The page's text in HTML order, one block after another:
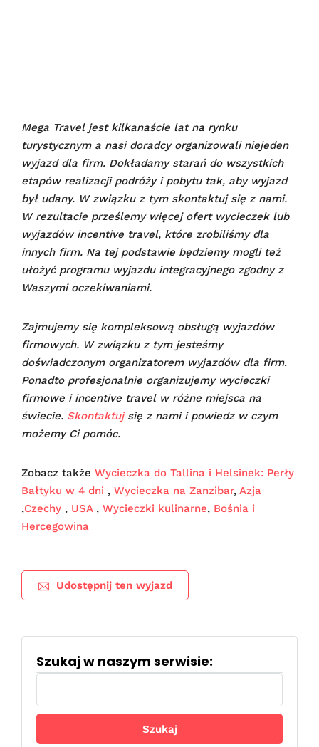
Mega Travel jest kilkanaście lat na rynku
turystycznym a nasi doradcy organizowali niejeden
wyjazd dla firm. Dokładamy starań do wszystkich
etapów realizacji podróży i pobytu tak, aby wyjazd
był udany. W związku z tym skontaktuj się z nami.
W rezultacie prześlemy więcej ofert wycieczek lub
wyjazdów incentive travel, które zrobiliśmy dla
innych firm. Na tej podstawie będziemy mogli też
ułożyć programu wyjazdu integracyjnego zgodny z
Waszymi oczekiwaniami.
Zajmujemy się kompleksową obsługą wyjazdów
firmowych. W związku z tym jesteśmy
doświadczonym organizatorem wyjazdów dla firm.
Ponadto profesjonalnie organizujemy wycieczki
firmowe i incentive travel w różne miejsca na
świecie. Skontaktujsię z nami i powiedz w czym
możemy Ci pomóc.
Zobacz także Wycieczka do Tallina i Helsinek: Perły
Bałtyku w 4 dni , Wycieczka na Zanzibar, Azja
,Czechy , USA, Wycieczki kulinarne, Bośnia i
Hercegowina
Udostępnij ten wyjazd
Szukaj w naszym serwisie: